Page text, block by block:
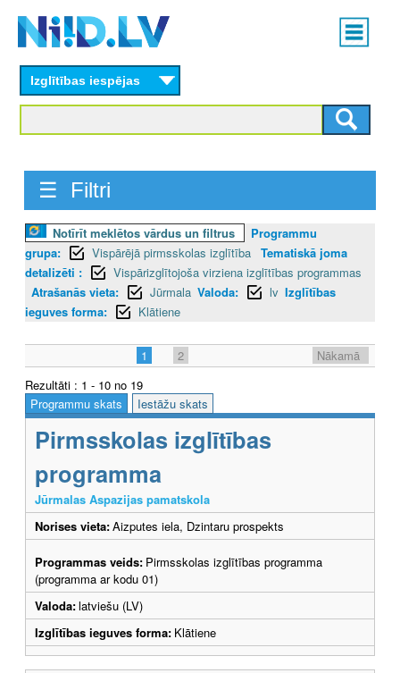
content
Main
menu
Izglītības iespējas
☰ Filtri
Notīrīt meklētos vārdus un filtrus
Programmu
grupa:
Vispārējā pirmsskolas izglītība Tematiskā joma
detalizēti :
Vispārizglītojoša virziena izglītības programmas
Atrašanās vieta:
Jūrmala Valoda: lv Izglītības
ieguves forma:
Klātiene
1 2
Nākamā
Rezultāti : 1 - 10 no 19
Programmu skats
Iestāžu skats
Pirmsskolas izglītības
programma
Jūrmalas Aspazijas pamatskola
Norises vieta:Aizputes iela, Dzintaru prospekts
Programmas veids: Pirmsskolas izglītības programma
(programma ar kodu 01)
Valoda:latviešu (LV)
Izglītības ieguves forma: Klātiene